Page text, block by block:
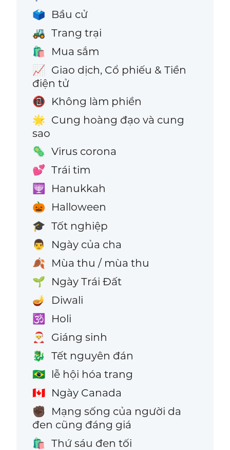
🗳️ Bầu cử
🚜 Trang trại
🛍️ Mua sắm
📈
Giao dịch, Cổ phiếu & Tiền
điện tử
📵 Không làm phiền
🌟 Cung hoàng đạo và cung
sao
🦠 Virus corona
💕 Trái tim
🕎 Hanukkah
🎃 Halloween
🎓 Tốt nghiệp
👨 Ngày của cha
🍂 Mùa thu / mùa thu
🌱 Ngày Trái Đất
🪔 Diwali
🕉️ Holi
🎅 Giáng sinh
🐉 Tết nguyên đán
🇧🇷 lễ hội hóa trang
🇨🇦 Ngày Canada
✊🏿
Mạng sống của người da
đen cũng đáng giá
🛍️ Thứ sáu đen tối